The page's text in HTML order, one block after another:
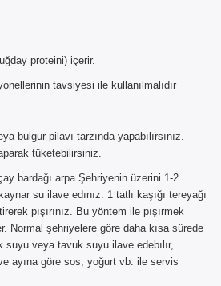
proteini) içerir.
tavsiyesi ile kullanılmalıdır
bulgur pilavı tarzında yapabılırsınız.
tüketebilirsiniz.
bardağı arpa Şehriyenin üzerini 1-2
su ilave edınız. 1 tatlı kaşığı tereyağı
pışırınız. Bu yöntem ile pışırmek
Normal şehriyelere göre daha kısa sürede
veya tavuk suyu ilave edebılır,
ayına göre sos, yoğurt vb. ile servis
GÜN
GÜN TESLİMAT
için AYNI GÜN
seçeneği dışında
NOT: AYNI GÜN
sadece İSTANBUL